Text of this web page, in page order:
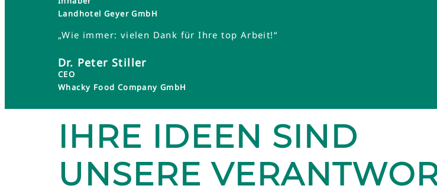
Landhotel Geyer GmbH
„Wie immer: vielen Dank für Ihre top Arbeit!“
Dr. Peter Stiller
CEO
Whacky Food Company GmbH
IHRE IDEEN SIND
UNSERE